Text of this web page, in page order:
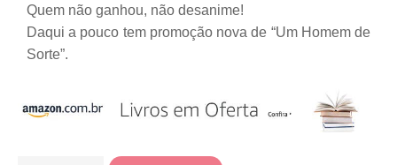
Quem não ganhou, não desanime!
Daqui a pouco tem promoção nova de “Um Homem de
Sorte”.